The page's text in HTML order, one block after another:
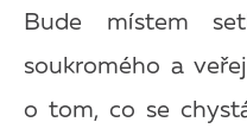
Bude místem
soukromého a
o tom, co se